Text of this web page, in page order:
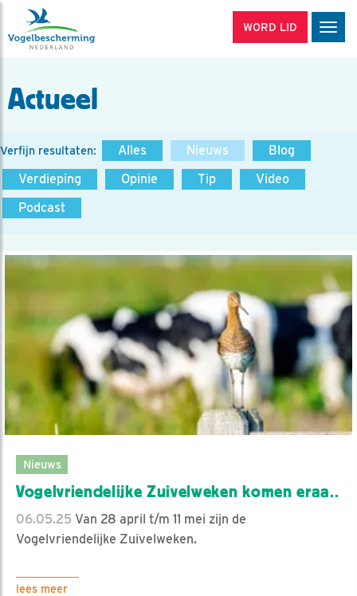
WORD LID
Actueel
Verfijn resultaten: Alles Nieuws
Blog
Verdieping
Opinie Tip
Video
Podcast
Nieuws
Vogelvriendelijke Zuivelweken komen eraa..
06.05.25 Van 28 april t/m 11 mei zijn de
Vogelvriendelijke Zuivelweken.
lees meer